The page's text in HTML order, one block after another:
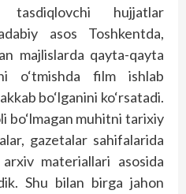
tasdiqlovchi hujjatlar
asos Toshkentda,
majlislarda qayta-qayta
o‘tmishda film ishlab
bo‘lganini ko‘rsatadi.
bo‘lmagan muhitni tarixiy
gazetalar sahifalarida
materiallari asosida
Shu bilan birga jahon